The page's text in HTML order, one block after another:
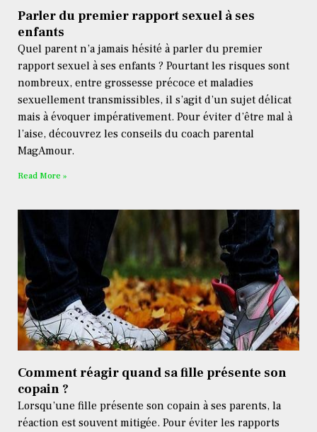
Parler du premier rapport sexuel à ses
enfants
Quel parent n’a jamais hésité à parler du premier
rapport sexuel à ses enfants ? Pourtant les risques sont
nombreux, entre grossesse précoce et maladies
sexuellement transmissibles, il s’agit d’un sujet délicat
mais à évoquer impérativement. Pour éviter d’être mal à
l’aise, découvrez les conseils du coach parental
MagAmour.
Read More »
Comment réagir quand sa fille présente son
copain ?
Lorsqu’une fille présente son copain à ses parents, la
réaction est souvent mitigée. Pour éviter les rapports